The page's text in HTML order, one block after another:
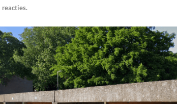
reacties.